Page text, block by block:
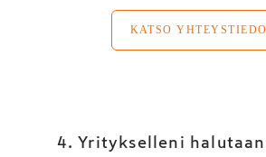
KATSO
4. Yritykselleni